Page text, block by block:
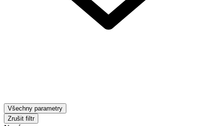
Všechny parametry
Zrušit filtr